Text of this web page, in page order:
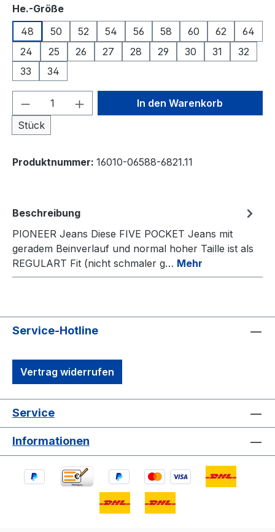
He.-Größeauswählen
48
50 52 54 56 58 60 62
64
24
25 26 27 28 29 30 31
32
33
34
Produkt Anzahl: Gib den
Stück
In den Warenkorb
Produktnummer: 16010-06588-6821.11
Beschreibung
PIONEER Jeans Diese FIVE POCKET Jeans mit
geradem Beinverlauf und normal hoher Taille ist als
REGULART Fit (nicht schmaler g… Mehr
Service-Hotline
Vertrag widerrufen
Service
Informationen